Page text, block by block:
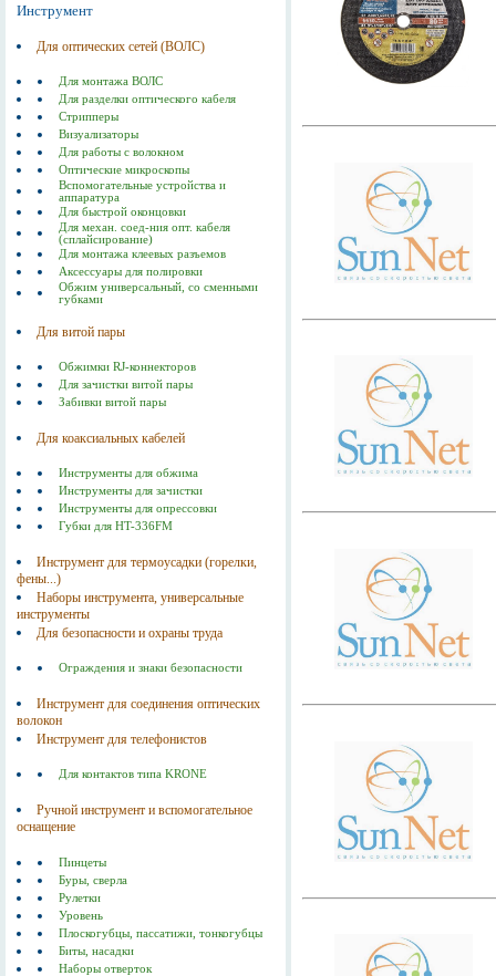
Инструмент
Для оптических сетей (ВОЛС)
Для монтажа ВОЛС
Для разделки оптического кабеля
Стрипперы
Визуализаторы
Для работы с волокном
Оптические микроскопы
Вспомогательные устройства и
аппаратура
Для быстрой оконцовки
Для механ. соед-ния опт. кабеля
(сплайсирование)
Для монтажа клеевых разъемов
Аксессуары для полировки
Обжим универсальный, со сменными
губками
Для витой пары
Обжимки RJ-коннекторов
Для зачистки витой пары
Забивки витой пары
Для коаксиальных кабелей
Инструменты для обжима
Инструменты для зачистки
Инструменты для опрессовки
Губки для HT-336FM
Инструмент для термоусадки (горелки,
фены...)
Наборы инструмента, универсальные
инструменты
Для безопасности и охраны труда
Ограждения и знаки безопасности
Инструмент для соединения оптических
волокон
Инструмент для телефонистов
Для контактов типа KRONE
Ручной инструмент и вспомогательное
оснащение
Пинцеты
Буры, сверла
Рулетки
Уровень
Плоскогубцы, пассатижи, тонкогубцы
Биты, насадки
Наборы отверток